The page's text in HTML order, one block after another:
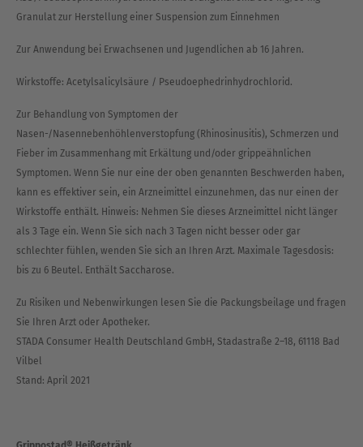
Granulat zur Herstellung einer Suspension zum Einnehmen
Zur Anwendung bei Erwachsenen und Jugendlichen ab 16 Jahren.
Wirkstoffe: Acetylsalicylsäure / Pseudoephedrinhydrochlorid.
Zur Behandlung von Symptomen der
Nasen-/Nasennebenhöhlenverstopfung (Rhinosinusitis), Schmerzen und
Fieber im Zusammenhang mit Erkältung und/oder grippeähnlichen
Symptomen. Wenn Sie nur eine der oben genannten Beschwerden haben,
kann es effektiver sein, ein Arzneimittel einzunehmen, das nur einen der
Wirkstoffe enthält. Hinweis: Nehmen Sie dieses Arzneimittel nicht länger
als 3 Tage ein. Wenn Sie sich nach 3 Tagen nicht besser oder gar
schlechter fühlen, wenden Sie sich an Ihren Arzt. Maximale Tagesdosis:
bis zu 6 Beutel. Enthält Saccharose.
Zu Risiken und Nebenwirkungen lesen Sie die Packungsbeilage und fragen
Sie Ihren Arzt oder Apotheker.
STADA Consumer Health Deutschland GmbH, Stadastraße 2–18, 61118 Bad
Vilbel
Stand: April 2021